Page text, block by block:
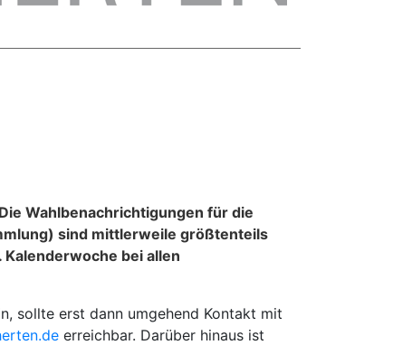
Wahlbenachrichtigungen für die
sind mittlerweile größtenteils
bei allen
sollte erst dann umgehend Kontakt mit
erreichbar. Darüber hinaus ist